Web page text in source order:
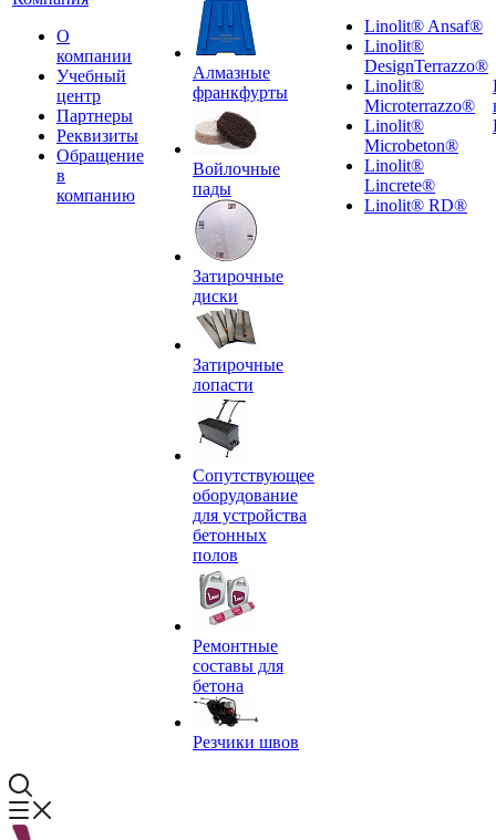
О
компании
Учебный
центр
Партнеры
Реквизиты
Обращение
в
компанию
Алмазные
франкфурты
Войлочные
пады
Затирочные
диски
Затирочные
лопасти
Сопутствующее
оборудование
для устройства
бетонных
полов
Ремонтные
составы для
бетона
Резчики швов
Linolit® Ansaf®
Linolit®
DesignTerrazzo®
Linolit®
Microterrazzo®
Linolit®
Microbeton®
Linolit®
Lincrete®
Linolit® RD®